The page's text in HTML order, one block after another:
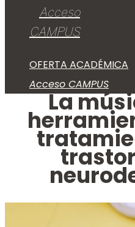
Acceso
CAMPUS
OFERTA ACADÉMICA
Acceso CAMPUS
La